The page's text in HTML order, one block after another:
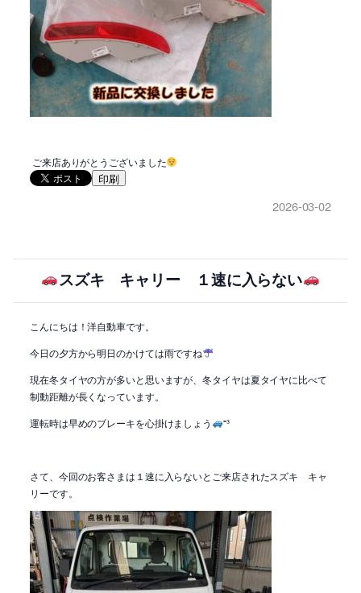
ご来店ありがとうございました
印刷
2026-03-02
スズキ キャリー １速に入らない
こんにちは！洋自動車です。
今日の夕方から明日のかけては雨ですね
現在冬タイヤの方が多いと思いますが、冬タイヤは夏タイヤに比べて
制動距離が長くなっています。
運転時は早めのブレーキを心掛けましょう
⁼³
さて、今回のお客さまは１速に入らないとご来店されたスズキ キャ
リーです。